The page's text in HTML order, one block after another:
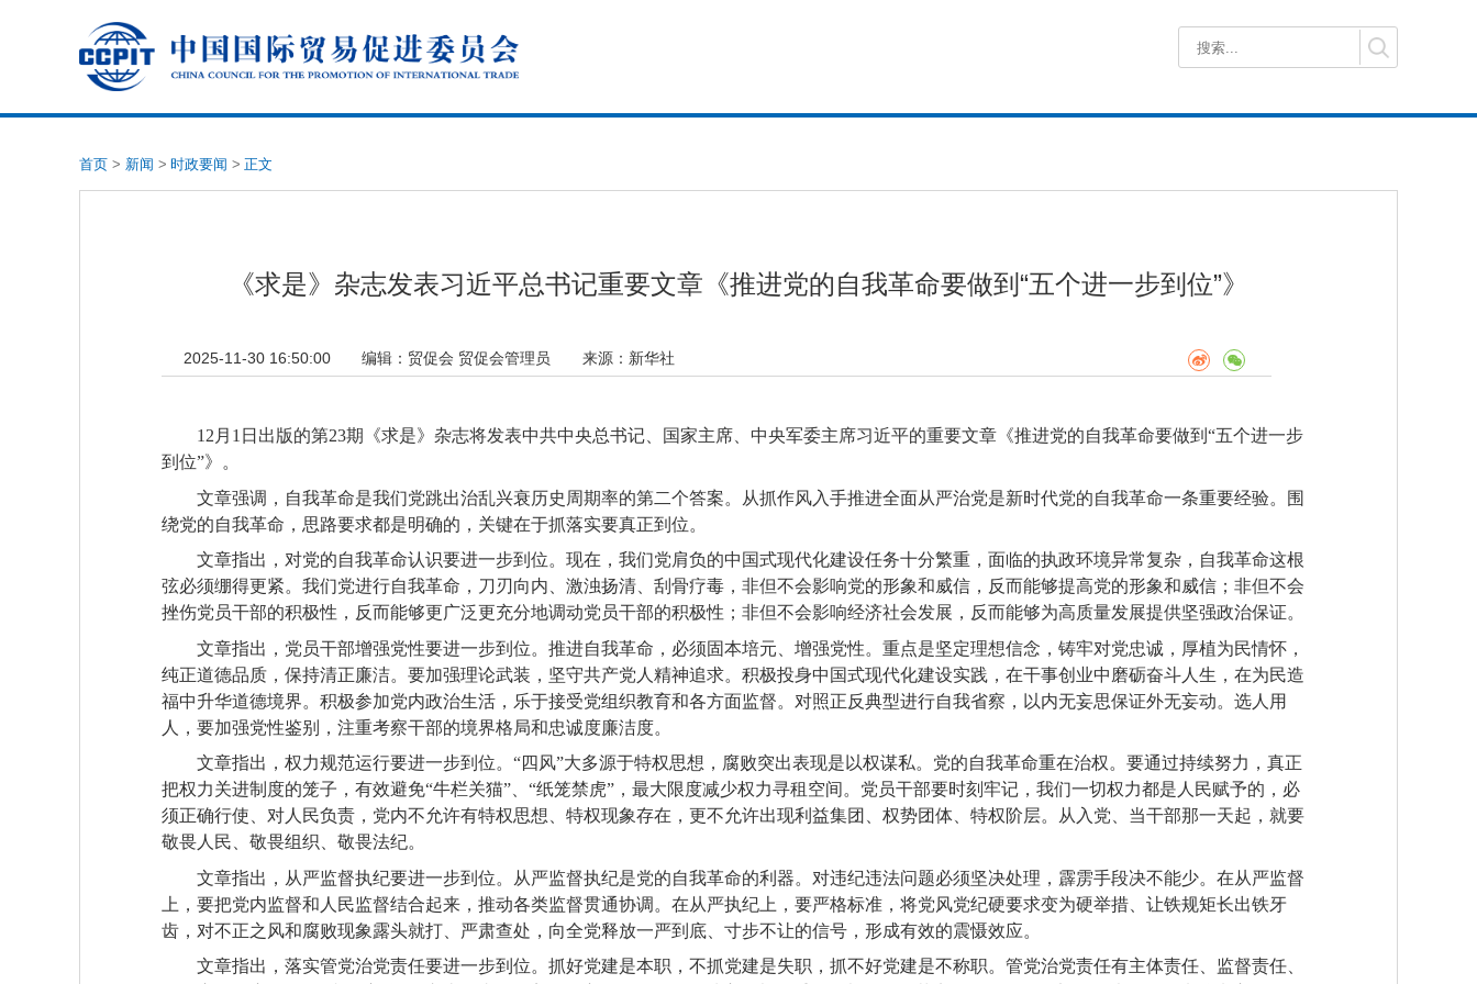
首页 > 新闻 > 时政要闻 > 正文
《求是》杂志发表习近平总书记重要文章《推进党的自我革命要做到“五个进一步到位”》
2025-11-30 16:50:00 编辑： 贸促会 贸促会管理员 来源： 新华社
12月1日出版的第23期《求是》杂志将发表中共中央总书记、国家主席、中央军委主席习近平的重要文章《推进党的自我革命要做到“五个进一步
到位”》。
文章强调，自我革命是我们党跳出治乱兴衰历史周期率的第二个答案。从抓作风入手推进全面从严治党是新时代党的自我革命一条重要经验。围
绕党的自我革命，思路要求都是明确的，关键在于抓落实要真正到位。
文章指出，对党的自我革命认识要进一步到位。现在，我们党肩负的中国式现代化建设任务十分繁重，面临的执政环境异常复杂，自我革命这根
弦必须绷得更紧。我们党进行自我革命，刀刃向内、激浊扬清、刮骨疗毒，非但不会影响党的形象和威信，反而能够提高党的形象和威信；非但不会
挫伤党员干部的积极性，反而能够更广泛更充分地调动党员干部的积极性；非但不会影响经济社会发展，反而能够为高质量发展提供坚强政治保证。
文章指出，党员干部增强党性要进一步到位。推进自我革命，必须固本培元、增强党性。重点是坚定理想信念，铸牢对党忠诚，厚植为民情怀，
纯正道德品质，保持清正廉洁。要加强理论武装，坚守共产党人精神追求。积极投身中国式现代化建设实践，在干事创业中磨砺奋斗人生，在为民造
福中升华道德境界。积极参加党内政治生活，乐于接受党组织教育和各方面监督。对照正反典型进行自我省察，以内无妄思保证外无妄动。选人用
人，要加强党性鉴别，注重考察干部的境界格局和忠诚度廉洁度。
文章指出，权力规范运行要进一步到位。“四风”大多源于特权思想，腐败突出表现是以权谋私。党的自我革命重在治权。要通过持续努力，真正
把权力关进制度的笼子，有效避免“牛栏关猫”、“纸笼禁虎”，最大限度减少权力寻租空间。党员干部要时刻牢记，我们一切权力都是人民赋予的，必
须正确行使、对人民负责，党内不允许有特权思想、特权现象存在，更不允许出现利益集团、权势团体、特权阶层。从入党、当干部那一天起，就要
敬畏人民、敬畏组织、敬畏法纪。
文章指出，从严监督执纪要进一步到位。从严监督执纪是党的自我革命的利器。对违纪违法问题必须坚决处理，霹雳手段决不能少。在从严监督
上，要把党内监督和人民监督结合起来，推动各类监督贯通协调。在从严执纪上，要严格标准，将党风党纪硬要求变为硬举措、让铁规矩长出铁牙
齿，对不正之风和腐败现象露头就打、严肃查处，向全党释放一严到底、寸步不让的信号，形成有效的震慑效应。
文章指出，落实管党治党责任要进一步到位。抓好党建是本职，不抓党建是失职，抓不好党建是不称职。管党治党责任有主体责任、监督责任、